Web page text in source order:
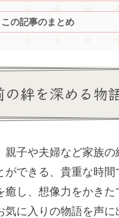
この記事のまとめ
の絆を深める物
親子や夫婦など家族
ができる、貴重な時
癒し、想像力をかき
気に入りの物語を声